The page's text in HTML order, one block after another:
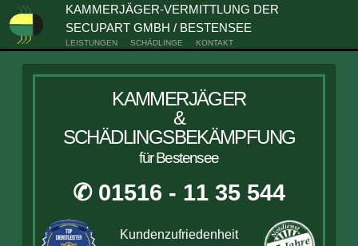
KAMMERJÄGER-VERMITTLUNG DER
SECUPART GMBH / BESTENSEE
LEISTUNGEN SCHÄDLINGE KONTAKT
KAMMERJÄGER
&
SCHÄDLINGSBEKÄMPFUNG
für Bestensee
✆ 01516 - 11 35 544
Kundenzufriedenheit